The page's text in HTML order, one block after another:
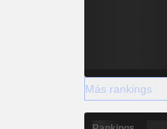
Más rankings